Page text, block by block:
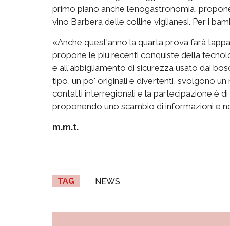
primo piano anche l’enogastronomia,
vino Barbera delle colline viglianesi. Per i
«Anche quest'anno la quarta prova farà
propone le più recenti conquiste della
e all'abbigliamento di sicurezza usato dai
tipo, un po' originali e divertenti, svolgono
contatti interregionali e la partecipazione è
proponendo uno scambio di informazioni e
m.m.t.
TAG NEWS